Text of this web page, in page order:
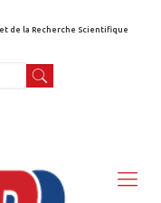
de la Recherche Scientifique